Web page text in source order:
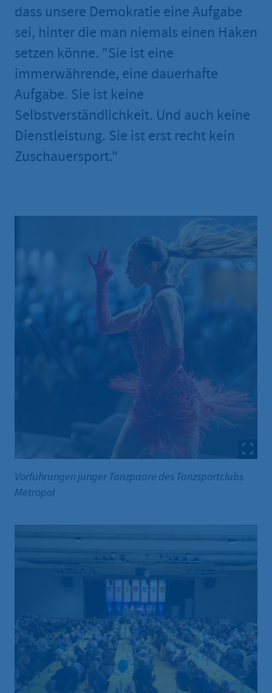
dass unsere Demokratie eine Aufgabe
sei, hinter die man niemals einen Haken
setzen könne. "Sie ist eine
immerwährende, eine dauerhafte
Aufgabe. Sie ist keine
Selbstverständlichkeit. Und auch keine
Dienstleistung. Sie ist erst recht kein
Zuschauersport."
Vorführungen junger Tanzpaare des Tanzsportclubs
Metropol